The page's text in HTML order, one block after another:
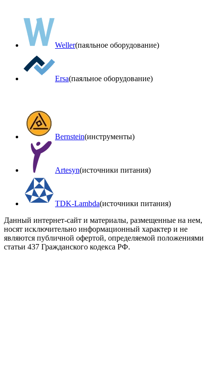
Weller(паяльное оборудование)
Ersa(паяльное оборудование)
Bernstein(инструменты)
Artesyn(источники питания)
TDK-Lambda(источники питания)
Данный интернет-сайт и материалы, размещенные на нем,
носят исключительно информационный характер и не
являются публичной офертой, определяемой положениями
статьи 437 Гражданского кодекса РФ.